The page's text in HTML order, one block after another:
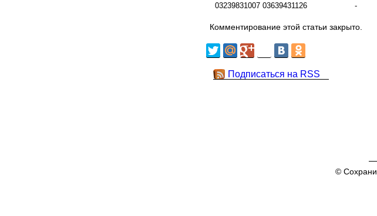
03239831007 03639431126 -
Комментирование этой статьи закрыто.
Подписаться на RSS
© Сохрани